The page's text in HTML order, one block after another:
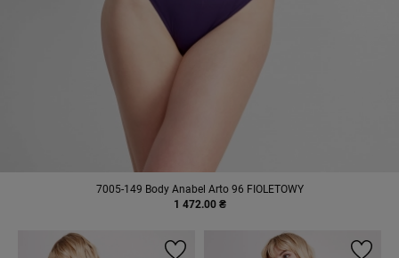
7005-149 Body Anabel Arto 96 FIOLETOWY
1 472.00 ₴